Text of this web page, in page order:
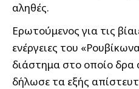
αληθές.
Ερωτούμενος για τις
ενέργειες του
διάστημα στο οποίο δρα
δήλωσε τα εξής